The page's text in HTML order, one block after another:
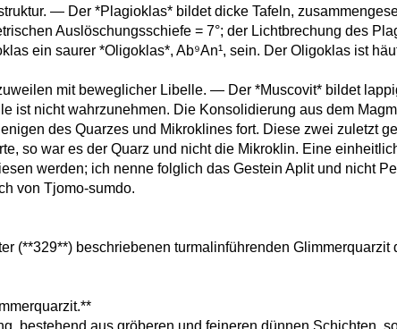
— Der *Plagioklas* bildet dicke Tafeln,
Auslöschungsschiefe = 7°; der Lichtbrechung des
ein saurer *Oligoklas*, Ab⁹An¹, sein. Der Oligoklas ist
mit beweglicher Libelle. — Der *Muscovit* bildet
ist nicht wahrzunehmen. Die Konsolidierung aus dem
des Quarzes und Mikroklines fort. Diese zwei zuletzt
so war es der Quarz und nicht die Mikroklin. Eine
werden; ich nenne folglich das Gestein Aplit und nicht
von Tjomo-sumdo.
(**329**) beschriebenen turmalinführenden
bestehend aus gröberen und feineren dünnen Schichten,